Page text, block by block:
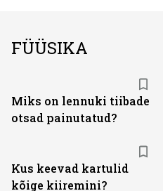
FÜÜSIKA
Miks on lennuki tiibade
otsad painutatud?
Kus keevad kartulid
kõige kiiremini?